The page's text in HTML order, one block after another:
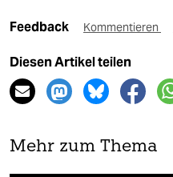
Feedback Kommentieren
Diesen Artikel teilen
Mehr zum Thema